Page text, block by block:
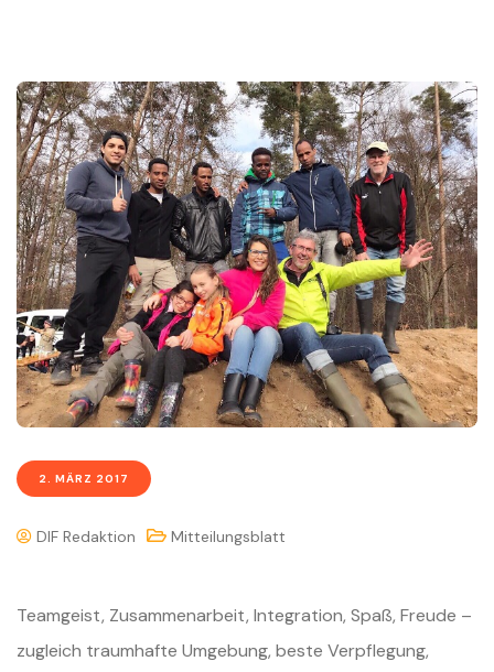
2. MÄRZ 2017
DIF Redaktion Mitteilungsblatt
Teamgeist, Zusammenarbeit, Integration, Spaß, Freude –
zugleich traumhafte Umgebung, beste Verpflegung,